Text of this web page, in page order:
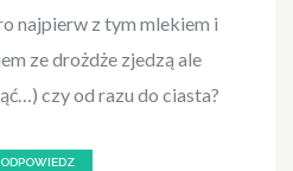
najpierw z tym mlekiem i
ze drożdże zjedzą ale
czy od razu do ciasta?
ODPOWIEDZ